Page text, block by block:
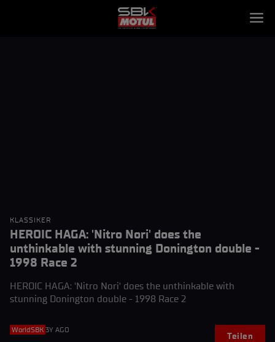
KLASSIKER
HEROIC HAGA: 'Nitro Nori' does the
unthinkable with stunning Donington double -
1998 Race 2
HEROIC HAGA: 'Nitro Nori' does the unthinkable with
stunning Donington double - 1998 Race 2
WorldSBK 3Y AGO
Teilen